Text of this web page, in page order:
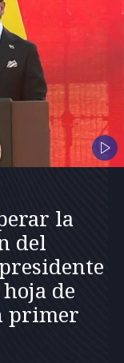
la
del
de
primer